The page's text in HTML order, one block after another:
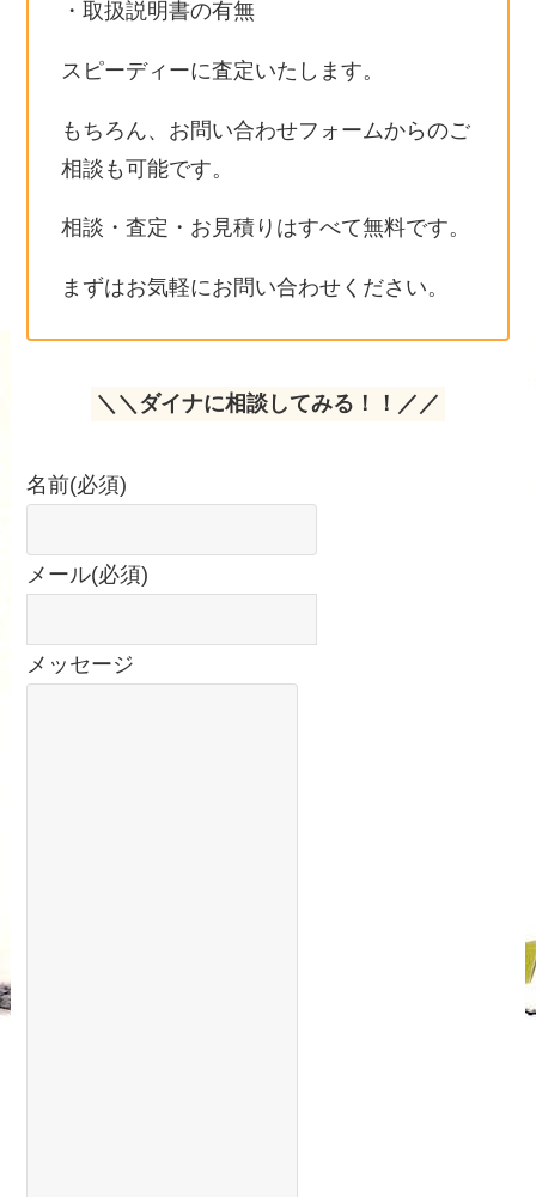
・取扱説明書の有無
スピーディーに査定いたします。
もちろん、お問い合わせフォームからのご
相談も可能です。
相談・査定・お見積りはすべて無料です。
まずはお気軽にお問い合わせください。
＼＼ダイナに相談してみる！！／／
名前(必須)
メール(必須)
メッセージ